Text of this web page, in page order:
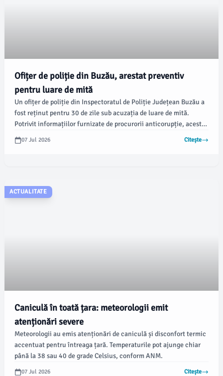
Ofițer de poliție din Buzău, arestat preventiv
pentru luare de mită
Un ofițer de poliție din Inspectoratul de Poliție Județean Buzău a
fost reținut pentru 30 de zile sub acuzația de luare de mită.
Potrivit informațiilor furnizate de procurorii anticorupție, acesta
ar fi cerut suma de 15.000 de euro și a primit peste 77.000 de lei
pentru a ajuta un martor să formuleze un denunț într-un dosar
07 Jul 2026 Citește
ACTUALITATE
Caniculă în toată țara: meteorologii emit
atenționări severe
Meteorologii au emis atenționări de caniculă și disconfort termic
accentuat pentru întreaga țară. Temperaturile pot ajunge chiar
până la 38 sau 40 de grade Celsius, conform ANM.
07 Jul 2026 Citește